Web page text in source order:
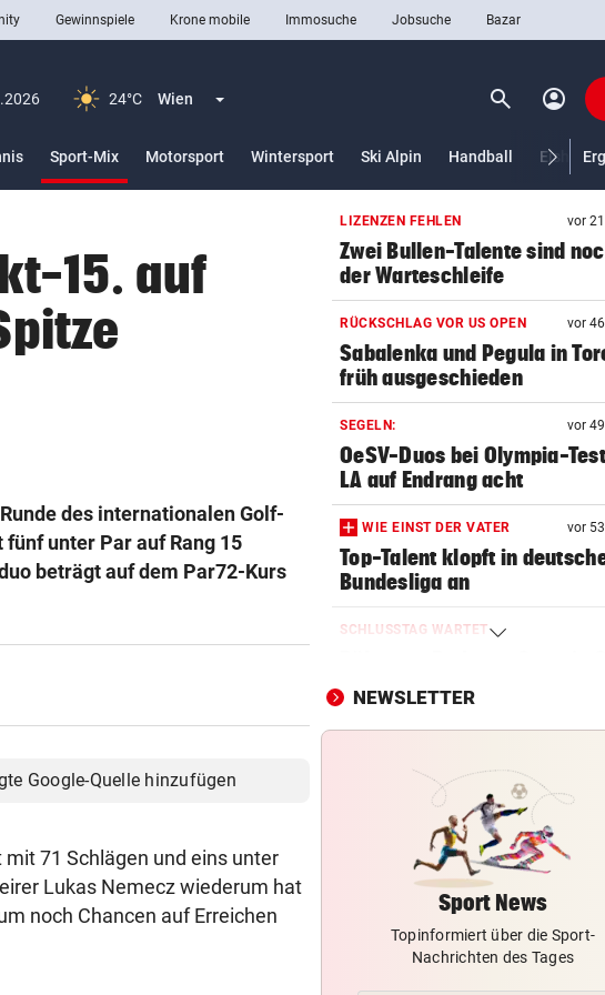
Gewinnspiele Krone mobile Immosuche Jobsuche Bazar
24°C Wien Menü aufklappen search Suchen
account_circle
Sport-Mix
Motorsport
Wintersport Ski Alpin Handball
15. auf
des internationalen Golf-
unter Par auf Rang 15
beträgt auf dem Par72-Kurs
Google-Quelle hinzufügen
71 Schlägen und eins unter
Lukas Nemecz wiederum hat
noch Chancen auf Erreichen
LIZENZEN FEHLEN vor
Zwei Bullen-Talente sind
der Warteschleife
RÜCKSCHLAG VOR US OPEN vor
Sabalenka und Pegula in
früh ausgeschieden
SEGELN: vor
OeSV-Duos bei Olympia-
LA auf Endrang acht
WIE EINST DER VATER vor
Top-Talent klopft in
Bundesliga an
SCHLUSSTAG WARTET
stark verbessert
MOURINHO GREIFT DURCH
die Real-Spieler
VEREIN NIMMT ABSCHIED
Steirischer Unterligist
19-Jährigen
POLIN SCHIMPFT
„Einfach kindisch“: Zoff bei
NEWSLETTER
Sport News
Topinformiert über die Sport-
Nachrichten des Tages